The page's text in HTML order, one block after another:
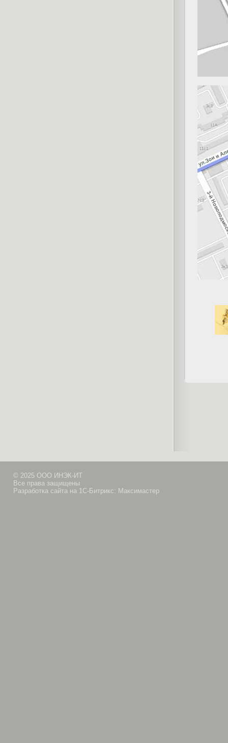
© 2025 ООО ИНЭК-ИТ
Все права защищены
Разработка сайта на 1С-Битрикс: Максимастер